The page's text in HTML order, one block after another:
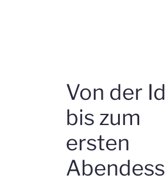
Von der
bis zum
ersten